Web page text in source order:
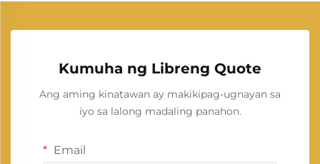
Kumuha ng Libreng Quote
Ang aming kinatawan ay makikipag-ugnayan sa
iyo sa lalong madaling panahon.
Email